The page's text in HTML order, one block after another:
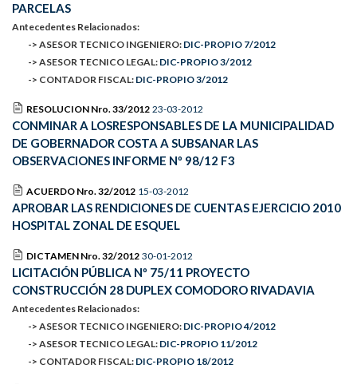
PARCELAS
Antecedentes Relacionados:
-> ASESOR TECNICO INGENIERO: DIC-PROPIO 7/2012
-> ASESOR TECNICO LEGAL: DIC-PROPIO 3/2012
-> CONTADOR FISCAL: DIC-PROPIO 3/2012
RESOLUCION Nro. 33/2012 23-03-2012
CONMINAR A LOSRESPONSABLES DE LA MUNICIPALIDAD
DE GOBERNADOR COSTA A SUBSANAR LAS
OBSERVACIONES INFORME Nº 98/12 F3
ACUERDO Nro. 32/2012 15-03-2012
APROBAR LAS RENDICIONES DE CUENTAS EJERCICIO 2010
HOSPITAL ZONAL DE ESQUEL
DICTAMEN Nro. 32/2012 30-01-2012
LICITACIÓN PÚBLICA Nº 75/11 PROYECTO
CONSTRUCCIÓN 28 DUPLEX COMODORO RIVADAVIA
Antecedentes Relacionados:
-> ASESOR TECNICO INGENIERO: DIC-PROPIO 4/2012
-> ASESOR TECNICO LEGAL: DIC-PROPIO 11/2012
-> CONTADOR FISCAL: DIC-PROPIO 18/2012